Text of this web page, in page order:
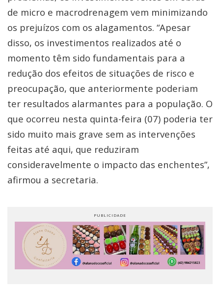
de micro e macrodrenagem vem minimizando
os prejuízos com os alagamentos. “Apesar
disso, os investimentos realizados até o
momento têm sido fundamentais para a
redução dos efeitos de situações de risco e
preocupação, que anteriormente poderiam
ter resultados alarmantes para a população. O
que ocorreu nesta quinta-feira (07) poderia ter
sido muito mais grave sem as intervenções
feitas até aqui, que reduziram
consideravelmente o impacto das enchentes”,
afirmou a secretaria.